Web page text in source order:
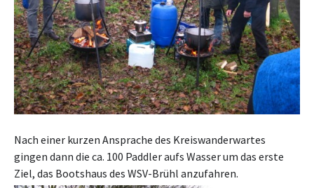
Nach einer kurzen Ansprache des Kreiswanderwartes
gingen dann die ca. 100 Paddler aufs Wasser um das erste
Ziel, das Bootshaus des WSV-Brühl anzufahren.